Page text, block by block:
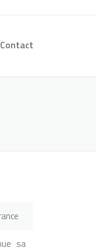
Contact
sa